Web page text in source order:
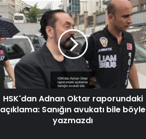
HSK'dan Adnan Oktar raporundaki
açıklama: Sanığın avukatı bile böyle
yazmazdı